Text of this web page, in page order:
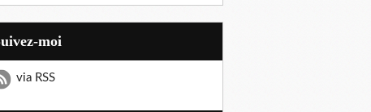
Suivez-moi
via RSS